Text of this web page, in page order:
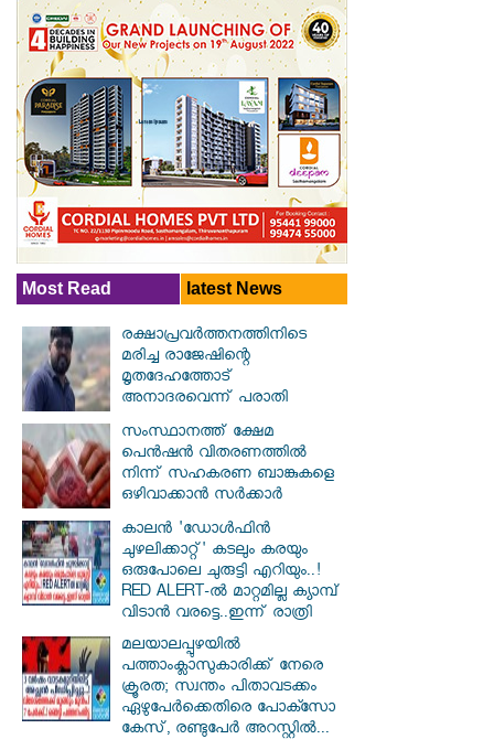
Most Read latest News
രക്ഷാപ്രവര്‍ത്തനത്തിനിടെ
മരിച്ച രാജേഷിന്റെ
മൃതദേഹത്തോട്
അനാദരവെന്ന് പരാതി
സംസ്ഥാനത്ത് ക്ഷേമ
പെൻഷൻ വിതരണത്തിൽ
നിന്ന് സഹകരണ ബാങ്കുകളെ
ഒഴിവാക്കാൻ സർക്കാർ
കാലൻ 'ഡോൾഫിൻ
ചുഴലിക്കാറ്റ്' കടലും കരയും
ഒരുപോലെ ചുരുട്ടി എറിയും..!
RED ALERT-ൽ മാറ്റമില്ല ക്യാമ്പ്
വിടാൻ വരട്ടെ..ഇന്ന് രാത്രി
മലയാലപ്പുഴയിൽ
പത്താംക്ലാസുകാരിക്ക് നേരെ
ക്രൂരത; സ്വന്തം പിതാവടക്കം
ഏഴുപേർക്കെതിരെ പോക്സോ
കേസ്, രണ്ടുപേർ അറസ്റ്റിൽ...